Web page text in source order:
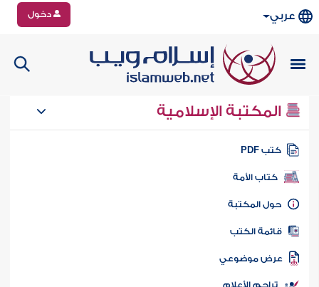
عربي دخول
المكتبة الإسلامية
كتب PDF
كتاب الأمة
المكتبة
الكتب